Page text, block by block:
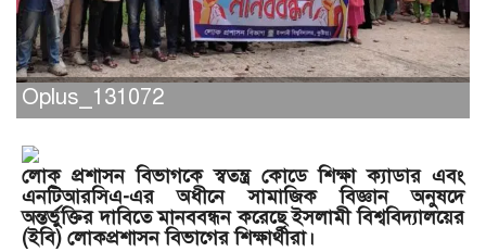
Oplus_131072
লোক প্রশাসন বিভাগকে স্বতন্ত্র কোডে শিক্ষা ক্যাডার এবং
এনটিআরসিএ-এর অধীনে সামাজিক বিজ্ঞান অনুষদে
অন্তর্ভুক্তির দাবিতে মানববন্ধন করেছে ইসলামী বিশ্ববিদ্যালয়ের
(ইবি) লোকপ্রশাসন বিভাগের শিক্ষার্থীরা।